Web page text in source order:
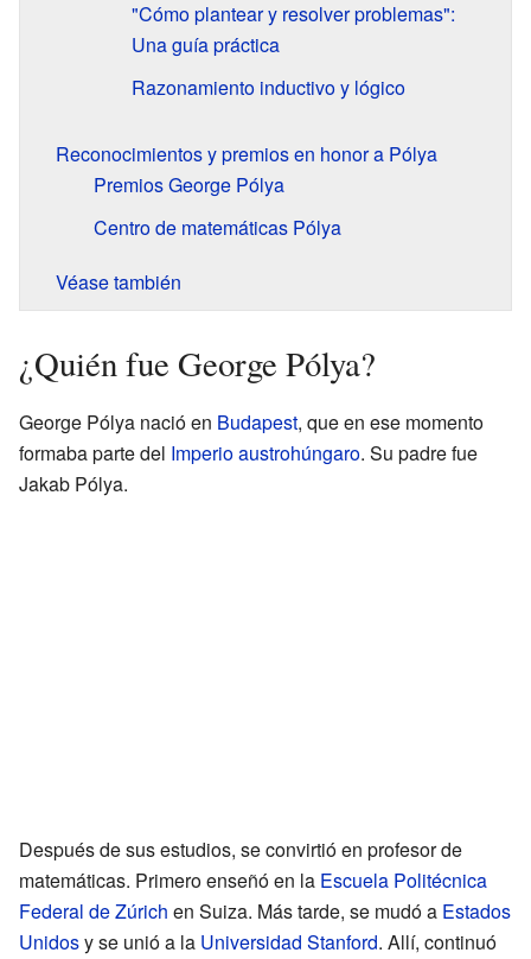
"Cómo plantear y resolver problemas":
Una guía práctica
Razonamiento inductivo y lógico
Reconocimientos y premios en honor a Pólya
Premios George Pólya
Centro de matemáticas Pólya
Véase también
¿Quién fue George Pólya?
George Pólya nació en Budapest, que en ese momento
formaba parte del Imperio austrohúngaro. Su padre fue
Jakab Pólya.
Después de sus estudios, se convirtió en profesor de
matemáticas. Primero enseñó en la Escuela Politécnica
Federal de Zúrich en Suiza. Más tarde, se mudó a Estados
Unidosy se unió a la Universidad Stanford. Allí, continuó